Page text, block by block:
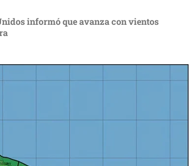
informó que avanza con vientos